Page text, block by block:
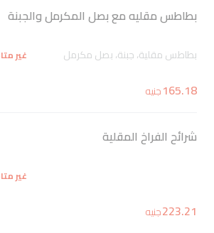
بطاطس مقليه مع بصل المكرمل والجبنة
بطاطس مقلية، جبنة، بصل مكرمل غير
165.18جنيه
شرائح الفراخ المقلية
غير
223.21جنيه